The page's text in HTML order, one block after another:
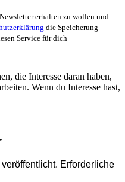
erhalten zu wollen und
die Speicherung
Service für dich
die Interesse daran haben,
Wenn du Interesse hast,
Erforderliche